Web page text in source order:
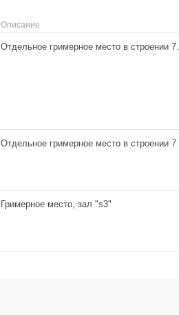
Описание
Отдельное гримерное место в строении 7.
Отдельное гримерное место в строении 7
Гримерное место, зал "s3"